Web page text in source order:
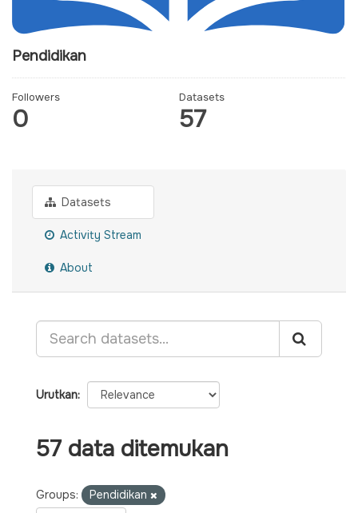
Pendidikan
Followers
0
Datasets
57
Datasets
Activity Stream
About
Urutkan
57 data ditemukan
Groups:
Pendidikan